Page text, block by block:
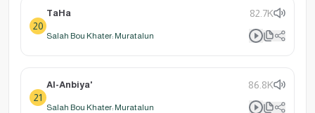
20
TaHa 82.7K
Salah Bou Khater: Muratalun
21
Al-Anbiya' 86.8K
Salah Bou Khater: Muratalun